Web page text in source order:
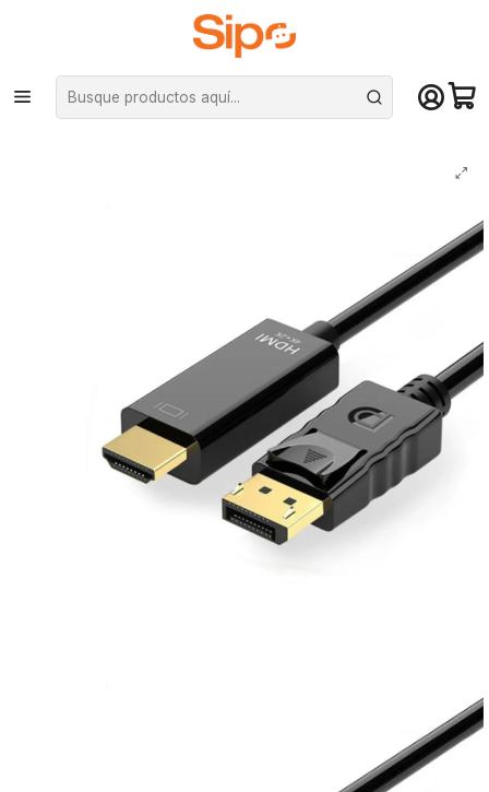
¡Compra hasta mediodía y recibe hoy! De lunes a sábado en el gran
Santiago. Envío gratis desde $29.990
Inicio Monitores Cables HDMI y Displayport
Cable Display Port a HDMI Ulink 4K, 2K @60Hz De 1.8mts